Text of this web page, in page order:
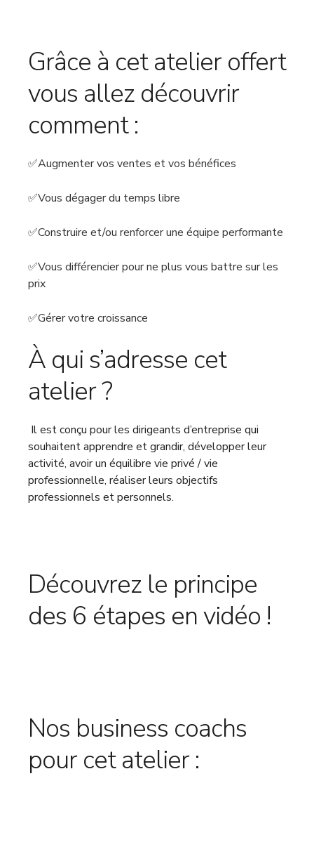
Grâce à cet atelier offert
vous allez découvrir
comment :
✅Augmenter vos ventes et vos bénéfices
✅Vous dégager du temps libre
✅Construire et/ou renforcer une équipe performante
✅Vous différencier pour ne plus vous battre sur les
prix
✅Gérer votre croissance
À qui s’adresse cet
atelier ?
Il est conçu pour les dirigeants d’entreprise qui
souhaitent apprendre et grandir, développer leur
activité, avoir un équilibre vie privé / vie
professionnelle, réaliser leurs objectifs
professionnels et personnels.
Découvrez le principe
des 6 étapes en vidéo !
Nos business coachs
pour cet atelier :